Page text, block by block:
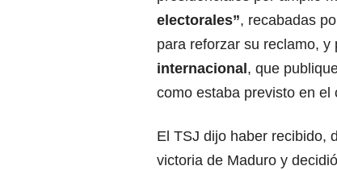
electorales”, recabadas
para reforzar su reclamo,
internacional , que
como estaba previsto en el
El TSJ dijo haber recibido,
victoria de Maduro y